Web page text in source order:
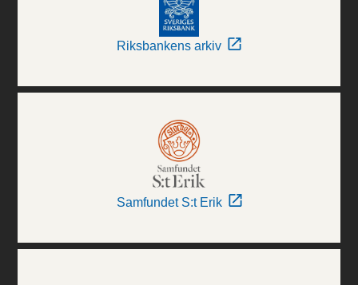
Riksbankens arkiv
Samfundet S:t Erik